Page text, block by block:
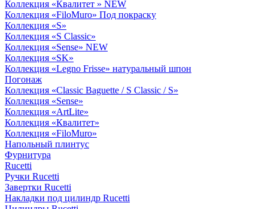
Коллекция «Квалитет » NEW
Коллекция «FiloMuro» Под покраску
Коллекция «S»
Коллекция «S Classic»
Коллекция «Sense» NEW
Коллекция «SK»
Коллекция «Legno Frisse» натуральный шпон
Погонаж
Коллекция «Classic Baguette / S Classic / S»
Коллекция «Sense»
Коллекция «ArtLite»
Коллекция «Квалитет»
Коллекция «FiloMuro»
Напольный плинтус
Фурнитура
Rucetti
Ручки Rucetti
Завертки Rucetti
Накладки под цилиндр Rucetti